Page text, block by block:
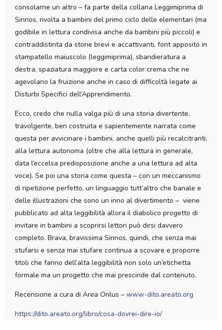
consolarne un altro – fa parte della collana Leggimiprima di
Sinnos, rivolta a bambini del primo ciclo delle elementari (ma
godibile in lettura condivisa anche da bambini più piccoli) e
contraddistinta da storie brevi e accattivanti, font apposito in
stampatello maiuscolo (leggimiprima), sbandieratura a
destra, spaziatura maggiore e carta color crema che ne
agevolano la fruizione anche in caso di difficoltà legate ai
Disturbi Specifici dell’Apprendimento.
Ecco, credo che nulla valga più di una storia divertente,
travolgente, ben costruita e sapientemente narrata come
questa per avvicinare i bambini, anche quelli più recalcitranti,
alla lettura autonoma (oltre che alla lettura in generale,
data l’eccelsa predisposizione anche a una lettura ad alta
voce). Se poi una storia come questa – con un meccanismo
di ripetizione perfetto, un linguaggio tutt’altro che banale e
delle illustrazioni che sono un inno al divertimento – viene
pubblicato ad alta leggibilità allora il diabolico progetto di
invitare in bambini a scoprirsi lettori può dirsi davvero
completo. Brava, bravissima Sinnos, quindi, che senza mai
stufarsi e senza mai stufare continua a scovare e proporre
titoli che fanno dell’alta leggibilità non solo un’etichetta
formale ma un progetto che mai prescinde dal contenuto.
Recensione a cura di Area Onlus – www-dito.areato.org
https://dito.areato.org/libro/cosa-dovrei-dire-io/